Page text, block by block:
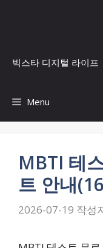
빅스타 디지털 라이프
Menu
MBTI 테
트 안내
2026-07-19 작성